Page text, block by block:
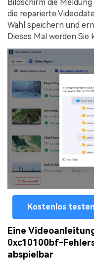
Bildschirm die
die reparierte
Wahl speichern und
Dieses Mal werden Sie
Kostenlos testen
Eine
0xc10100bf-
abspielbar